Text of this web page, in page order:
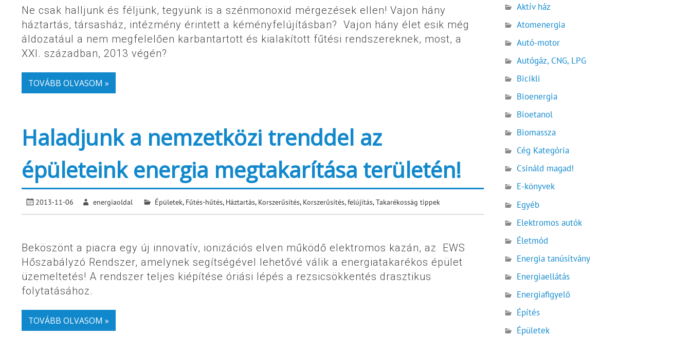
Ne csak halljunk és féljünk, tegyünk is a szénmonoxid mérgezések ellen! Vajon hány
háztartás, társasház, intézmény érintett a kéményfelújításban? Vajon hány élet esik még
áldozatául a nem megfelelően karbantartott és kialakított fűtési rendszereknek, most, a
XXI. században, 2013 végén?
TOVÁBB OLVASOM »
Haladjunk a nemzetközi trenddel az
épületeink energia megtakarítása területén!
2013-11-06 energiaoldal Épületek, Fűtés-hűtés, Háztartás, Korszerűsítés, Korszerűsítés, felújítás,Takarékosság tippek
Beköszönt a piacra egy új innovatív, ionizációs elven működő elektromos kazán, az EWS
Hőszabályzó Rendszer, amelynek segítségével lehetővé válik a energiatakarékos épület
üzemeltetés! A rendszer teljes kiépítése óriási lépés a rezsicsökkentés drasztikus
folytatásához.
TOVÁBB OLVASOM »
Aktív ház
Atomenergia
Autó-motor
Autógáz, CNG, LPG
Bicikli
Bioenergia
Bioetanol
Biomassza
Cég Kategória
Csináld magad!
E-könyvek
Egyéb
Elektromos autók
Életmód
Energia tanúsítvány
Energiaellátás
Energiafigyelő
Építés
Épületek